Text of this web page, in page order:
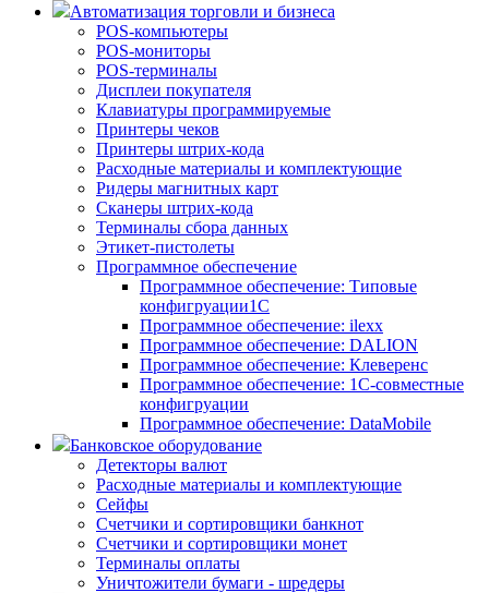
Автоматизация торговли и бизнеса
POS-компьютеры
POS-мониторы
POS-терминалы
Дисплеи покупателя
Клавиатуры программируемые
Принтеры чеков
Принтеры штрих-кода
Расходные материалы и комплектующие
Ридеры магнитных карт
Сканеры штрих-кода
Терминалы сбора данных
Этикет-пистолеты
Программное обеспечение
Программное обеспечение: Типовые
конфигруации1С
Программное обеспечение: ilexx
Программное обеспечение: DALION
Программное обеспечение: Клеверенс
Программное обеспечение: 1С-совместные
конфигруации
Программное обеспечение: DataMobile
Банковское оборудование
Детекторы валют
Расходные материалы и комплектующие
Сейфы
Счетчики и сортировщики банкнот
Счетчики и сортировщики монет
Терминалы оплаты
Уничтожители бумаги - шредеры